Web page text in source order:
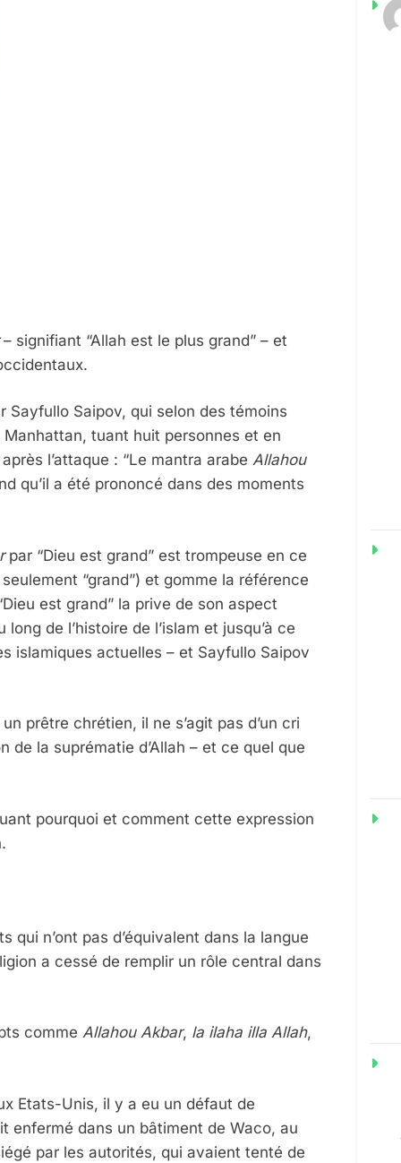
– signifiant “Allah est le plus grand” – et
Sayfullo Saipov, qui selon des témoins
tuant huit personnes et en
l’attaque : “Le mantra arabe Allahou
qu’il a été prononcé dans des moments
par “Dieu est grand” est trompeuse en ce
“grand”) et gomme la référence
est grand” la prive de son aspect
de l’histoire de l’islam et jusqu’à ce
islamiques actuelles – et Sayfullo Saipov
prêtre chrétien, il ne s’agit pas d’un cri
de la suprématie d’Allah – et ce quel que
pourquoi et comment cette expression
n’ont pas d’équivalent dans la langue
a cessé de remplir un rôle central dans
comme Allahou Akbar, la ilaha illa Allah,
Etats-Unis, il y a eu un défaut de
enfermé dans un bâtiment de Waco, au
par les autorités, qui avaient tenté de